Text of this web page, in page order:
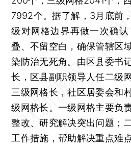
7992个。据了解，3月底前
级对网格边界再做一次确
叠、不留空白，确保管辖区
染防治无死角。由区县委书
长，区县副职领导人任二级
三级网格长，社区居委会和
级网格长。一级网格主要负
整改、研究解决突出问题；
工作措施，帮助解决重点难